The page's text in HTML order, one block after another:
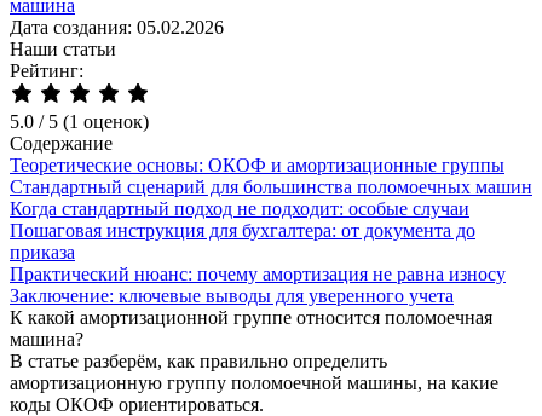
Дата создания: 05.02.2026
Наши статьи
Рейтинг:
5.0 / 5 (1 оценок)
Содержание
Теоретические основы: ОКОФ и амортизационные группы
Стандартный сценарий для большинства поломоечных машин
Когда стандартный подход не подходит: особые случаи
Пошаговая инструкция для бухгалтера: от документа до
приказа
Практический нюанс: почему амортизация не равна износу
Заключение: ключевые выводы для уверенного учета
К какой амортизационной группе относится поломоечная
машина?
В статье разберём, как правильно определить
амортизационную группу поломоечной машины, на какие
коды ОКОФ ориентироваться.